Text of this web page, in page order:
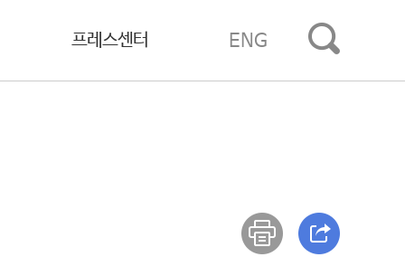
프레스센터 ENG